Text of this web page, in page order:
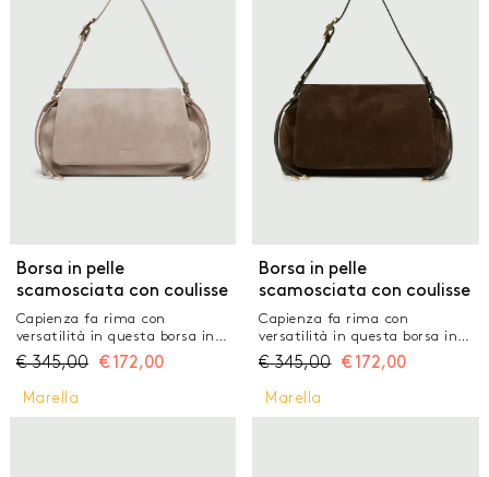
JEANS
MAGLIERIA
TOP E T-SHIRT
Borsa in pelle
scamosciata con coulisse
Capienza fa rima con
versatilità in questa borsa in
pelle scamosciata dalla linea
morbida. La coulisse con string
laterali aggiunge quel giusto
tono di informalità. Per la
€ 345,00 € 172,00
Borsa in pelle
scamosciata con coulisse
Capienza fa rima con
versatilità in questa borsa in
pelle scamosciata dalla linea
morbida. La coulisse con string
laterali aggiunge quel giusto
tono di informalità. Per la
€ 345,00 € 172,00
Marella Marella